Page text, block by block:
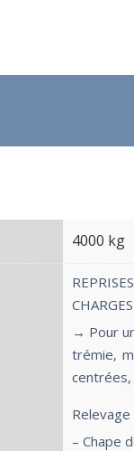
4000 kg
→ Pour
trémie,
centrées,
– Chape